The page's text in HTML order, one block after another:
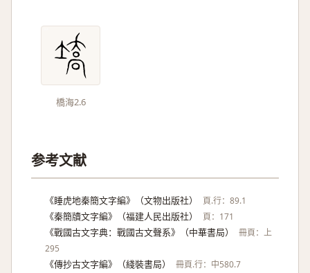
橋海2.6
参考文献
《睡虎地秦簡文字編》（文物出版社） 頁.行：89.1
《秦簡牘文字編》（福建人民出版社） 頁：171
《戰國古文字典：戰國古文聲系》（中華書局）
冊頁：上
295
《傳抄古文字編》（綫裝書局） 冊頁.行：中580.7